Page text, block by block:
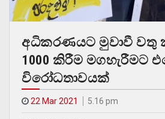
අධිකරණයට මුවාවී වතු
1000 කිරීම මගහැරීමට
විරෝධතාවයක්
22 Mar 2021 5.16 pm